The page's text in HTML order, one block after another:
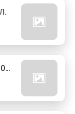
203. ФАНТА ПОРТОКАЛ ПВЦ - 500МЛ.